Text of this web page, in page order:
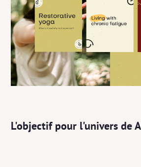
L'objectif pour l'univers de